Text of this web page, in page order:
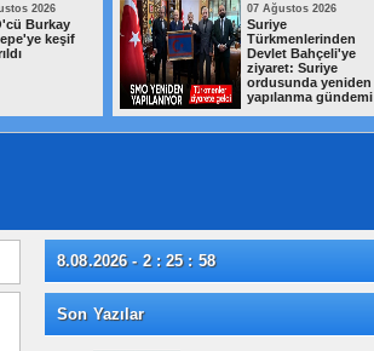
2026
Burkay
keşif
07 Ağustos 2026
Suriye
Türkmenlerinden
Devlet Bahçeli'ye
ziyaret: Suriye
ordusunda yeniden
yapılanma gündemi
8.08.2026 - 2 : 25 : 59
Son Yazılar